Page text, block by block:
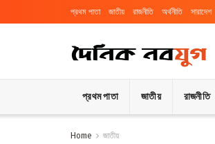
প্রথম পাতা জাতীয় রাজনীতি অর্থনীতি সারাদেশ
প্রথম পাতা জাতীয় রাজনীতি
Home জাতীয়